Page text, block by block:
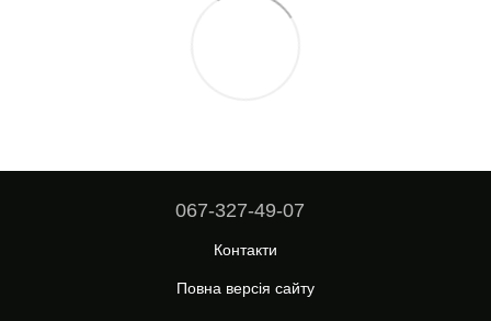
067-327-49-07
Контакти
Повна версія сайту